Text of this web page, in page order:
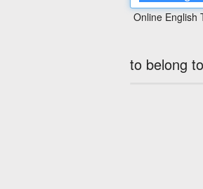
Online English
to belong